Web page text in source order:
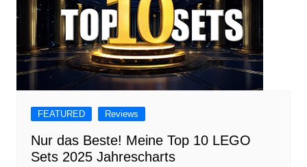
FEATURED Reviews
Nur das Beste! Meine Top 10 LEGO
Sets 2025 Jahrescharts